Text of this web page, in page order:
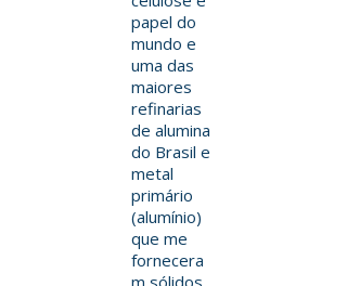
papel do
mundo e
uma das
maiores
refinarias
de alumina
do Brasil e
metal
primário
(alumínio)
que me
fornecera
m sólidos